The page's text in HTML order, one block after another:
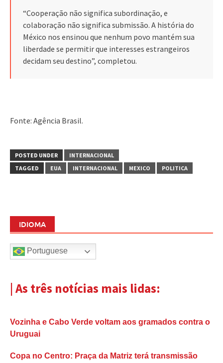
“Cooperação não significa subordinação, e
colaboração não significa submissão. A história do
México nos ensinou que nenhum povo mantém sua
liberdade se permitir que interesses estrangeiros
decidam seu destino”, completou.
Fonte: Agência Brasil.
POSTED UNDER
INTERNACIONAL
TAGGED
EUA INTERNACIONAL MEXICO POLITICA
IDIOMA
Portuguese
| As três notícias mais lidas:
Vozinha e Cabo Verde voltam aos gramados contra o
Uruguai
Copa no Centro: Praça da Matriz terá transmissão